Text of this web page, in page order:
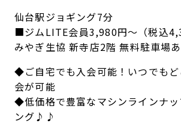
仙台駅ジョギング7分
■ジムLITE会員3,980円～（税込
みやぎ生協 新寺店2階 無料駐車場あ
◆ご自宅でも入会可能！いつでもど
会が可能
◆低価格で豊富なマシンラインナッ
ング♪♪